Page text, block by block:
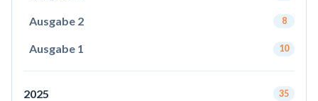
Ausgabe 2 8
Ausgabe 1 10
2025 35